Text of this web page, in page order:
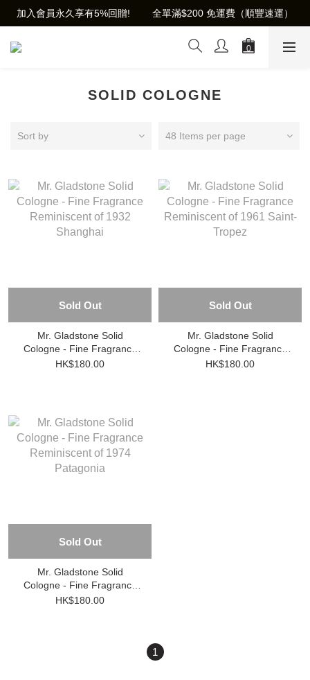
加入會員永久享有5%回贈!        全單滿$200 免運費（順豐速運）
SOLID COLOGNE
Sort by 48 Items per page
Sold Out
Mr. Gladstone Solid
Cologne - Fine Fragrance
Reminiscent of 1932
HK$180.00
Sold Out
Mr. Gladstone Solid
Cologne - Fine Fragrance
Reminiscent of 1961 Saint-
HK$180.00
Sold Out
Mr. Gladstone Solid
Cologne - Fine Fragrance
Reminiscent of 1974
HK$180.00
1